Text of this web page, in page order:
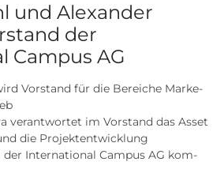
und Alexander
der
Campus AG
Vor­stand für die Berei­che Mar­ke­
ver­ant­wor­tet im Vor­stand das Asset
die Pro­jekt­ent­wick­lung
der Inter­na­tio­nal Cam­pus AG kom­